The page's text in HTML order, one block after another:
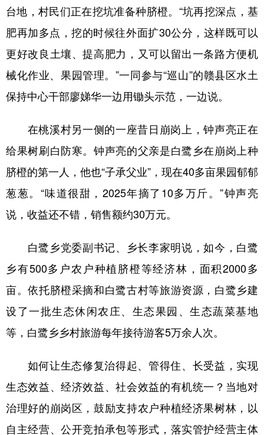
台地，村民们正在挖坑准备种脐橙。“坑再挖深点，基
肥再加多点，挖的时候往外面扩30公分，这样既可以
更好改良土壤、提高肥力，又可以留出一条路方便机
械化作业、果园管理。”一同参与“巡山”的赣县区水土
保持中心干部廖娣华一边用锄头示范，一边说。
在桃溪村另一侧的一座昔日崩岗上，钟声亮正在
给果树刷白防寒。钟声亮的父亲是白鹭乡在崩岗上种
脐橙的第一人，他也“子承父业”，现在40多亩果园郁郁
葱葱。“味道很甜，2025年摘了10多万斤。”钟声亮
说，收益还不错，销售额约30万元。
白鹭乡党委副书记、乡长李家明说，如今，白鹭
乡有500多户农户种植脐橙等经济林，面积2000多
亩。依托脐橙采摘和白鹭古村等旅游资源，白鹭乡建
设了一批生态休闲农庄、生态果园、生态蔬菜基地
等，白鹭乡乡村旅游每年接待游客5万余人次。
如何让生态修复治得起、管得住、长受益，实现
生态效益、经济效益、社会效益的有机统一？当地对
治理好的崩岗区，鼓励支持农户种植经济果树林，以
自主经营、公开竞拍承包等形式，落实管护经营主体